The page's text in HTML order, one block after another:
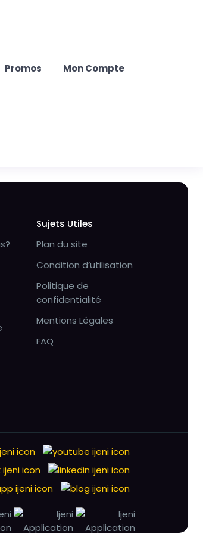
Promos Mon Compte
Sujets Utiles
Plan du site
Condition d’utilisation
Politique de
confidentialité
Mentions Légales
FAQ